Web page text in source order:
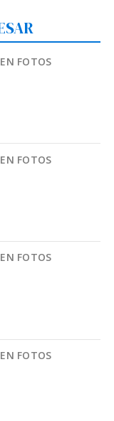
FOTOS
FOTOS
FOTOS
FOTOS